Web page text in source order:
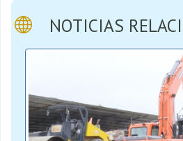
NOTICIAS